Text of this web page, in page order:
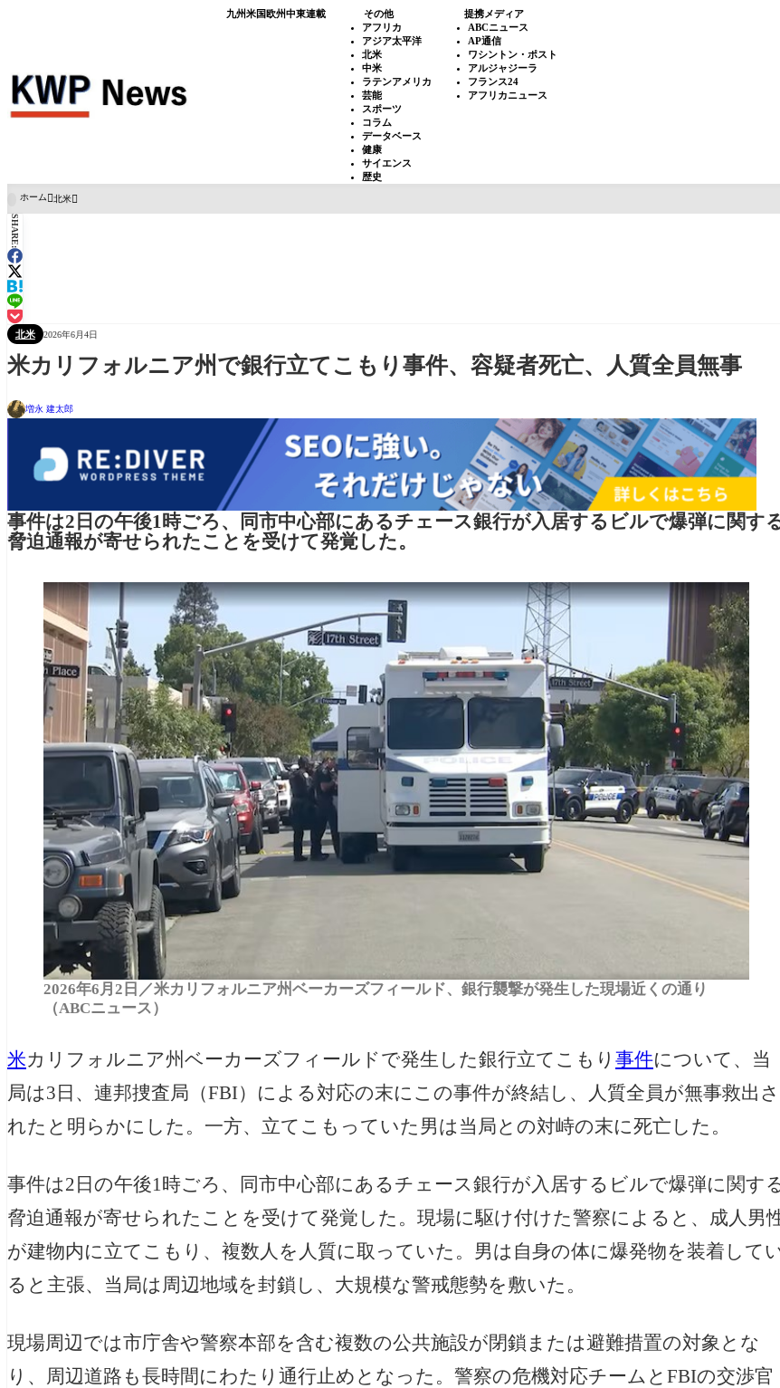
九州米国欧州中東連載
その他
アフリカ
アジア太平洋
北米
中米
ラテンアメリカ
芸能
スポーツ
コラム
データベース
健康
サイエンス
歴史
提携メディア
ABCニュース
AP通信
ワシントン・ポスト
アルジャジーラ
フランス24
アフリカニュース
ホーム 北米
SHARE:
北米 2026年6月4日
米カリフォルニア州で銀行立てこもり事件、容疑者死亡、人質全員無事
増永 建太郎
事件は2日の午後1時ごろ、同市中心部にあるチェース銀行が入居するビルで爆弾に関す
脅迫通報が寄せられたことを受けて発覚した。
2026年6月2日／米カリフォルニア州ベーカーズフィールド、銀行襲撃が発生した現場近くの通り
（ABCニュース）
米カリフォルニア州ベーカーズフィールドで発生した銀行立てこもり 事件について、当
局は3日、連邦捜査局（FBI）による対応の末にこの事件が終結し、人質全員が無事救出さ
れたと明らかにした。一方、立てこもっていた男は当局との対峙の末に死亡した。
事件は2日の午後1時ごろ、同市中心部にあるチェース銀行が入居するビルで爆弾に関す
脅迫通報が寄せられたことを受けて発覚した。現場に駆け付けた警察によると、成人男
が建物内に立てこもり、複数人を人質に取っていた。男は自身の体に爆発物を装着して
ると主張、当局は周辺地域を封鎖し、大規模な警戒態勢を敷いた。
現場周辺では市庁舎や警察本部を含む複数の公共施設が閉鎖または避難措置の対象とな
り、周辺道路も長時間にわたり通行止めとなった。警察の危機対応チームとFBIの交渉官